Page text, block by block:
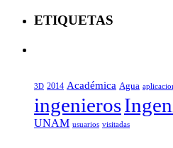
ETIQUETAS
3D 2014 Académica Agua
ingenieros
UNAM usuarios visitadas